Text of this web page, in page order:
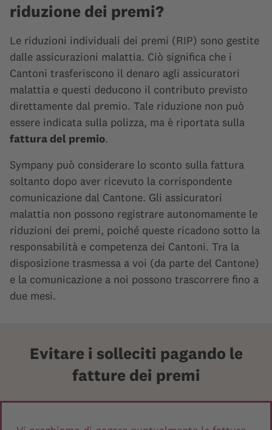
riduzione dei premi?
Le riduzioni individuali dei premi (RIP) sono gestite
dalle assicurazioni malattia. Ciò significa che i
Cantoni trasferiscono il denaro agli assicuratori
malattia e questi deducono il contributo previsto
direttamente dal premio. Tale riduzione non può
essere indicata sulla polizza, ma è riportata sulla
fattura del premio.
Sympany può considerare lo sconto sulla fattura
soltanto dopo aver ricevuto la corrispondente
comunicazione dal Cantone. Gli assicuratori
malattia non possono registrare autonomamente le
riduzioni dei premi, poiché queste ricadono sotto la
responsabilità e competenza dei Cantoni. Tra la
disposizione trasmessa a voi (da parte del Cantone)
e la comunicazione a noi possono trascorrere fino a
due mesi.
Evitare i solleciti pagando le
fatture dei premi